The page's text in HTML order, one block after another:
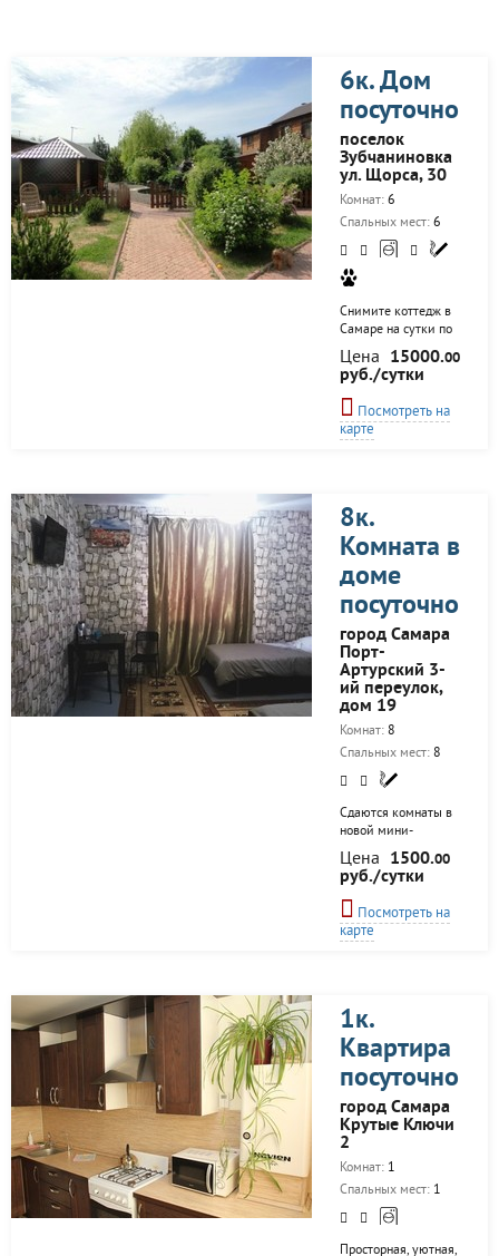
6к. Дом
посуточно
поселок
Зубчаниновка
ул. Щорса, 30
Комнат: 6
Спальных мест: 6
Снимите коттедж в
Самаре на сутки по
ценам от
собственника и
получите 3 часа
сауны в подарок!
*Заезды в пятницу
или субботу: 15000
гостя *3 часа сауны
в подарок далее 500
рублей в час
Вас банкет от 1000
до 3000 рублей на
персону *Для
бронирования
достаточно оплатить
5000 рублей
Звоните! Цены:
*Заезды в...
Цена 15000.00
руб./сутки
Посмотреть на
карте
8к.
Комната в
доме
посуточно
город Самара
Порт-
Артурский 3-
ий переулок,
дом 19
Комнат: 8
Спальных мест: 8
Сдаются комнаты в
новой мини-
гостинице.
Цена 1500.00
руб./сутки
Посмотреть на
карте
1к.
Квартира
посуточно
город Самара
Крутые Ключи
2
Комнат: 1
Спальных мест: 1
Просторная, уютная,